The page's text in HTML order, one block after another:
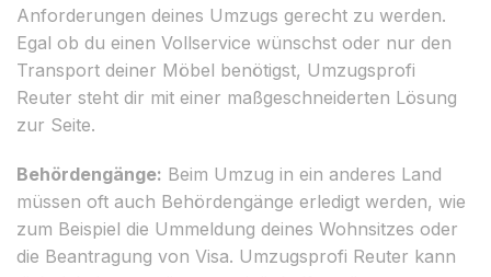
Anforderungen deines Umzugs gerecht zu werden.
Egal ob du einen Vollservice wünschst oder nur den
Transport deiner Möbel benötigst, Umzugsprofi
Reuter steht dir mit einer maßgeschneiderten Lösung
zur Seite.
Behördengänge: Beim Umzug in ein anderes Land
müssen oft auch Behördengänge erledigt werden, wie
zum Beispiel die Ummeldung deines Wohnsitzes oder
die Beantragung von Visa. Umzugsprofi Reuter kann